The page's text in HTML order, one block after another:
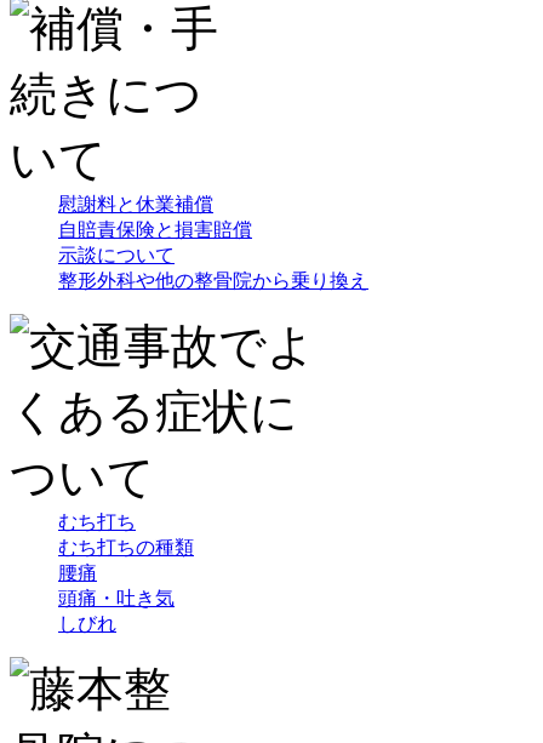
慰謝料と休業補償
自賠責保険と損害賠償
示談について
整形外科や他の整骨院から乗り換え
むち打ち
むち打ちの種類
腰痛
頭痛・吐き気
しびれ